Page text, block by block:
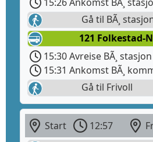
Gå til BÃ¸
121 Folkestad-
15:30 Avreise BÃ¸ stasjon
15:31 Ankomst BÃ¸
Gå til Frivoll
Start 12:57